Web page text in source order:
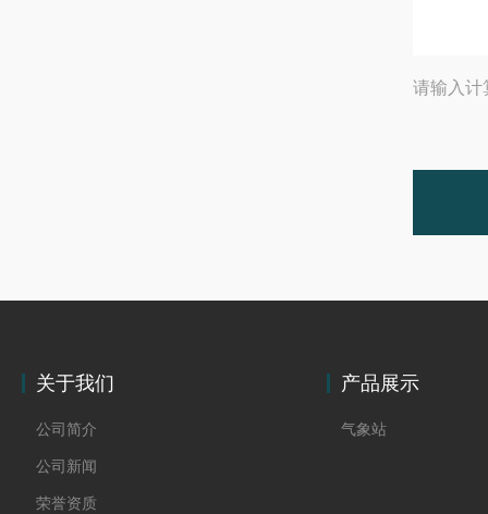
请输入计
关于我们
公司简介
公司新闻
荣誉资质
产品展示
气象站